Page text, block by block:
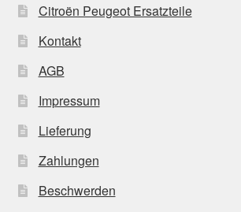
Citroën Peugeot Ersatzteile
Kontakt
AGB
Impressum
Lieferung
Zahlungen
Beschwerden